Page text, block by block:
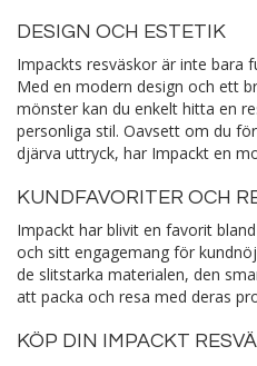
DESIGN OCH ESTETIK
Impackts resväskor är inte bara
Med en modern design och ett
mönster kan du enkelt hitta en
personliga stil. Oavsett om du
djärva uttryck, har Impackt en
KUNDFAVORITER OCH
Impackt har blivit en favorit
och sitt engagemang för
de slitstarka materialen, den
att packa och resa med deras
KÖP DIN IMPACKT